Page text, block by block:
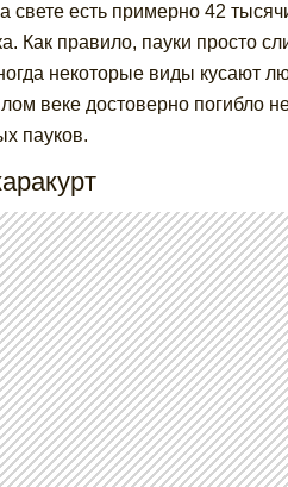
свете есть примерно 42
Как правило, пауки просто
некоторые виды кусают
веке достоверно погибло
пауков.